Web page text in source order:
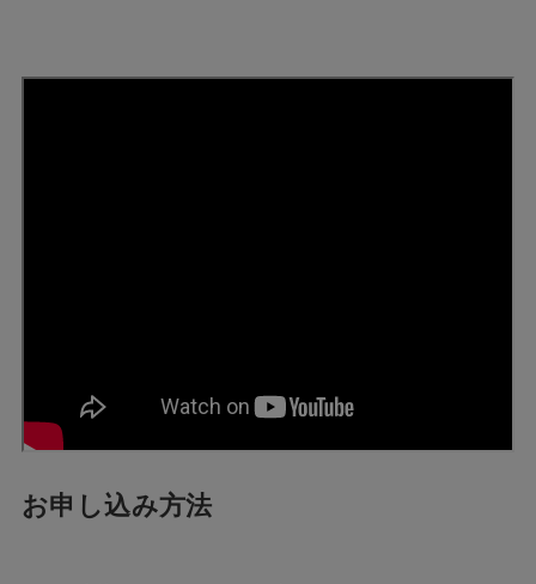
お申し込み方法